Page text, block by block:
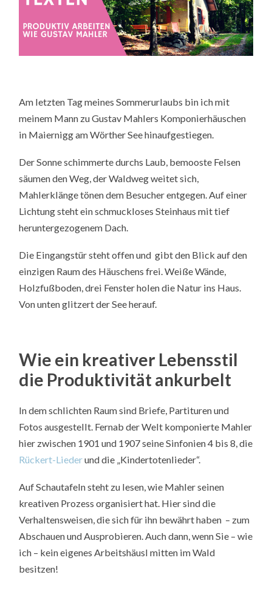
Am letzten Tag meines Sommerurlaubs bin ich mit
meinem Mann zu Gustav Mahlers Komponierhäuschen
in Maiernigg am Wörther See hinaufgestiegen.
Der Sonne schimmerte durchs Laub, bemooste Felsen
säumen den Weg, der Waldweg weitet sich,
Mahlerklänge tönen dem Besucher entgegen. Auf einer
Lichtung steht ein schmuckloses Steinhaus mit tief
heruntergezogenem Dach.
Die Eingangstür steht offen und gibt den Blick auf den
einzigen Raum des Häuschens frei. Weiße Wände,
Holzfußboden, drei Fenster holen die Natur ins Haus.
Von unten glitzert der See herauf.
Wie ein kreativer Lebensstil
die Produktivität ankurbelt
In dem schlichten Raum sind Briefe, Partituren und
Fotos ausgestellt. Fernab der Welt komponierte Mahler
hier zwischen 1901 und 1907 seine Sinfonien 4 bis 8, die
Rückert-Liederund die „Kindertotenlieder“.
Auf Schautafeln steht zu lesen, wie Mahler seinen
kreativen Prozess organisiert hat. Hier sind die
Verhaltensweisen, die sich für ihn bewährt haben – zum
Abschauen und Ausprobieren. Auch dann, wenn Sie – wie
ich – kein eigenes Arbeitshäusl mitten im Wald
besitzen!